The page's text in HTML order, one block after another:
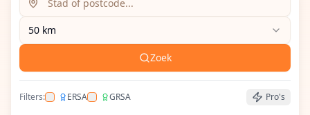
Voer een stad, postcode of adres in om
50 km
Zoek
Filters: ERSA
Filter op ERSA (European Racquet Stringers
GRSA
Filter op GRSA (Global Racquet Pro's